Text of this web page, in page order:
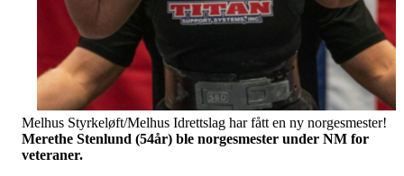
Melhus Styrkeløft/Melhus Idrettslag har fått en ny norgesmester!
Merethe Stenlund (54år) ble norgesmester under NM for
veteraner.